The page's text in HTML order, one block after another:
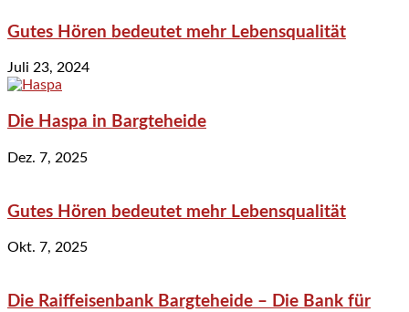
Gutes Hören bedeutet mehr Lebensqualität
Juli 23, 2024
Die Haspa in Bargteheide
Dez. 7, 2025
Gutes Hören bedeutet mehr Lebensqualität
Okt. 7, 2025
Die Raiffeisenbank Bargteheide – Die Bank für